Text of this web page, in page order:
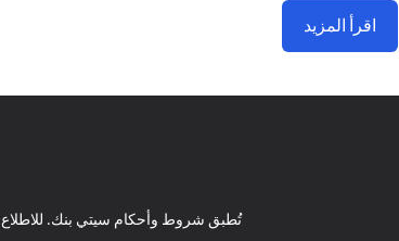
اقرأ المزيد
تُطبق شروط وأحكام سيتي بنك.